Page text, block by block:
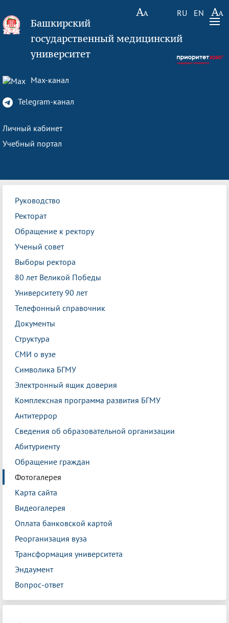
RU EN
Башкирский
государственный медицинский
университет
Max-канал
Telegram-канал
Личный кабинет
Учебный портал
Руководство
Ректорат
Обращение к ректору
Ученый совет
Выборы ректора
80 лет Великой Победы
Университету 90 лет
Телефонный справочник
Документы
Структура
СМИ о вузе
Символика БГМУ
Электронный ящик доверия
Комплексная программа развития БГМУ
Антитеррор
Сведения об образовательной организации
Абитуриенту
Обращение граждан
Фотогалерея
Карта сайта
Видеогалерея
Оплата банковской картой
Реорганизация вуза
Трансформация университета
Эндаумент
Вопрос-ответ